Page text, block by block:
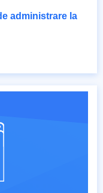
administrare la